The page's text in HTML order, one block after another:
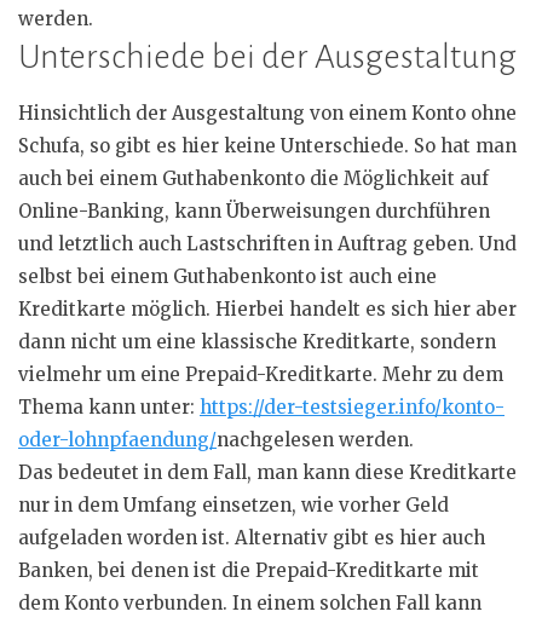
werden.
Unterschiede bei der Ausgestaltung
Hinsichtlich der Ausgestaltung von einem Konto ohne
Schufa, so gibt es hier keine Unterschiede. So hat man
auch bei einem Guthabenkonto die Möglichkeit auf
Online-Banking, kann Überweisungen durchführen
und letztlich auch Lastschriften in Auftrag geben. Und
selbst bei einem Guthabenkonto ist auch eine
Kreditkarte möglich. Hierbei handelt es sich hier aber
dann nicht um eine klassische Kreditkarte, sondern
vielmehr um eine Prepaid-Kreditkarte. Mehr zu dem
Thema kann unter: https://der-testsieger.info/konto-
oder-lohnpfaendung/nachgelesen werden.
Das bedeutet in dem Fall, man kann diese Kreditkarte
nur in dem Umfang einsetzen, wie vorher Geld
aufgeladen worden ist. Alternativ gibt es hier auch
Banken, bei denen ist die Prepaid-Kreditkarte mit
dem Konto verbunden. In einem solchen Fall kann